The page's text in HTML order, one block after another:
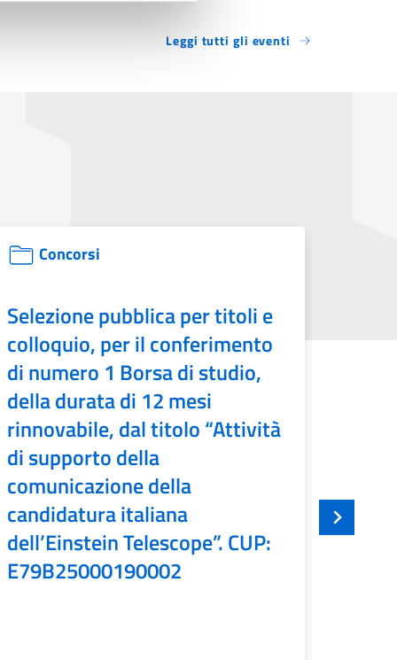
Leggi tutti gli eventi
Pagina correlata:
Concorsi
Selezione pubblica per titoli e
colloquio, per il conferimento
di numero 1 Borsa di studio,
della durata di 12 mesi
rinnovabile, dal titolo “Attività
di supporto della
comunicazione della
candidatura italiana
dell’Einstein Telescope”. CUP:
E79B25000190002